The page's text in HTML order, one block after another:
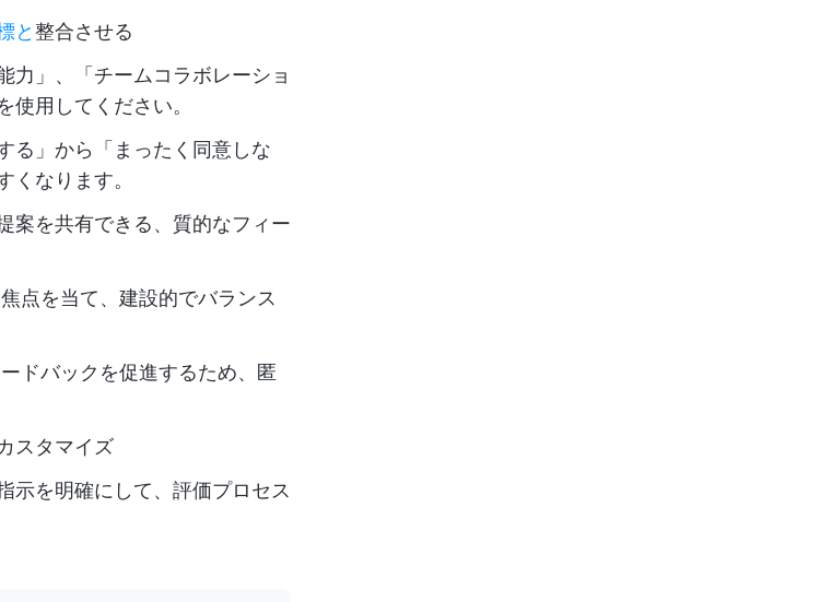
と整合させる
力」、「チームコラボレーショ
用してください。
る」から「まったく同意しな
なります。
案を共有できる、質的なフィー
点を当て、建設的でバランス
ドバックを促進するため、匿
スタマイズ
示を明確にして、評価プロセス